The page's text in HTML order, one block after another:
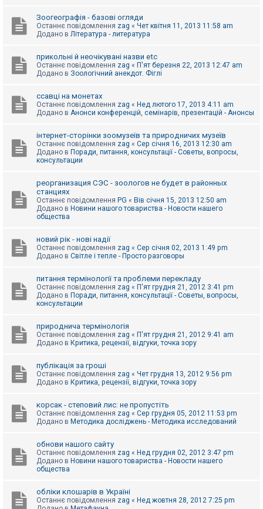
м
г
Зоогеографія - базові огляди
Останнє повідомлення zag « Чет квітня 11, 2013 11:58 am
Додано в Література - литература
прикольні й неочікувані назви etc
Останнє повідомлення zag « П'ят березня 22, 2013 12:47 am
Додано в Зоологічний анекдот. Фіглі
ссавці на монетах
Останнє повідомлення zag « Нед лютого 17, 2013 4:11 am
Додано в Анонси конференцій, семінарів, презентацій - Анонсы
інтернет-сторінки зоомузеїв та природничих музеїв
Останнє повідомлення zag « Сер січня 16, 2013 12:30 am
Додано в Поради, питання, консультації - Советы, вопросы,
консультации
реорганизация СЭС - зоологов не будет в районных
станциях
Останнє повідомлення PG « Вів січня 15, 2013 12:50 am
Додано в Новини нашого товариства - Новости нашего
общества
новий рік - нові надії
Останнє повідомлення zag « Сер січня 02, 2013 1:49 pm
Додано в Світле і тепле - Просто разговоры
питання термінології та проблеми перекладу
Останнє повідомлення zag « П'ят грудня 21, 2012 3:41 pm
Додано в Поради, питання, консультації - Советы, вопросы,
консультации
природнича термінологія
Останнє повідомлення zag « П'ят грудня 21, 2012 9:41 am
Додано в Критика, рецензії, відгуки, точка зору
публікація за гроші
Останнє повідомлення zag « Чет грудня 13, 2012 9:56 pm
Додано в Критика, рецензії, відгуки, точка зору
корсак - степовий лис: не пропустіть
Останнє повідомлення zag « Сер грудня 05, 2012 11:53 pm
Додано в Методика досліджень - Методика исследований
обнови нашого сайту
Останнє повідомлення zag « Нед грудня 02, 2012 3:47 pm
Додано в Новини нашого товариства - Новости нашего
общества
обліки клошарів в Україні
Останнє повідомлення zag « Нед жовтня 28, 2012 7:25 pm